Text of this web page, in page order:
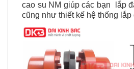
cao su NM giúp các bạn lắp
cũng như thiết kế hệ thống lắp